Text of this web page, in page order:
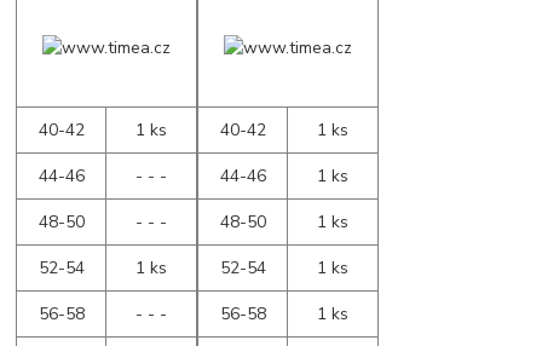
40-42
1 ks
44-46
- - -
48-50
- - -
52-54
1 ks
56-58
- - -
40-42
1 ks
44-46
1 ks
48-50
1 ks
52-54
1 ks
56-58
1 ks